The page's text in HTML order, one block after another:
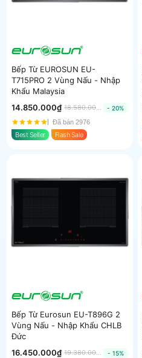
Bếp Từ EUROSUN EU-
T715PRO 2 Vùng Nấu - Nhập
Khẩu Malaysia
14.850.000₫
- 20%
Đã bán 2976
Best Seller Flash Sale
Bếp Từ Eurosun EU-T896G 2
Vùng Nấu - Nhập Khẩu CHLB
Đức
16.450.000₫
- 15%